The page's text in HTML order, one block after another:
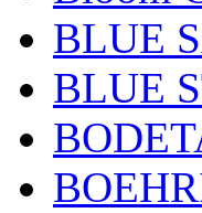
BLUE
BLUE